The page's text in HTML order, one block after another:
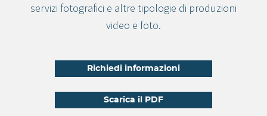
servizi fotografici e altre tipologie di produzioni
video e foto.
Richiedi informazioni
Scarica il PDF